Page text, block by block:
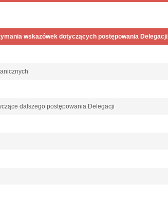
wskazówek dotyczących postępowania Delegacji
dalszego postępowania Delegacji